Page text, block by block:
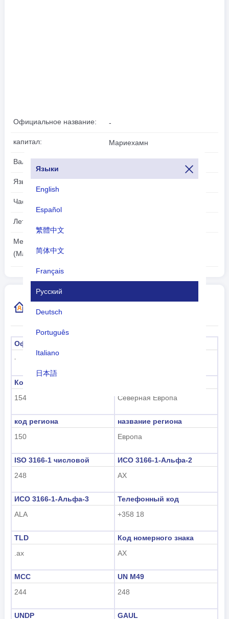
Языки
English
Español
繁體中文
简体中文
Français
Русский
Deutsch
Português
Italiano
日本語
tiếng Việt
한국어
Официальное название: -
капитал: Мариехамн
Валюта:
Языки:
Часовой пояс:
Летнее время:
Местное время:
(Мариехамн)
Дополнительная информация о коде
страны
Официальное название
-
Код субрегиона
154
Северная Европа
код региона
150
название региона
Европа
ISO 3166-1 числовой
248
ИСО 3166-1-Альфа-2
AX
ИСО 3166-1-Альфа-3
ALA
Телефонный код
+358 18
TLD
.ax
Код номерного знака
AX
MCC
244
UN M49
248
UNDP
GAUL